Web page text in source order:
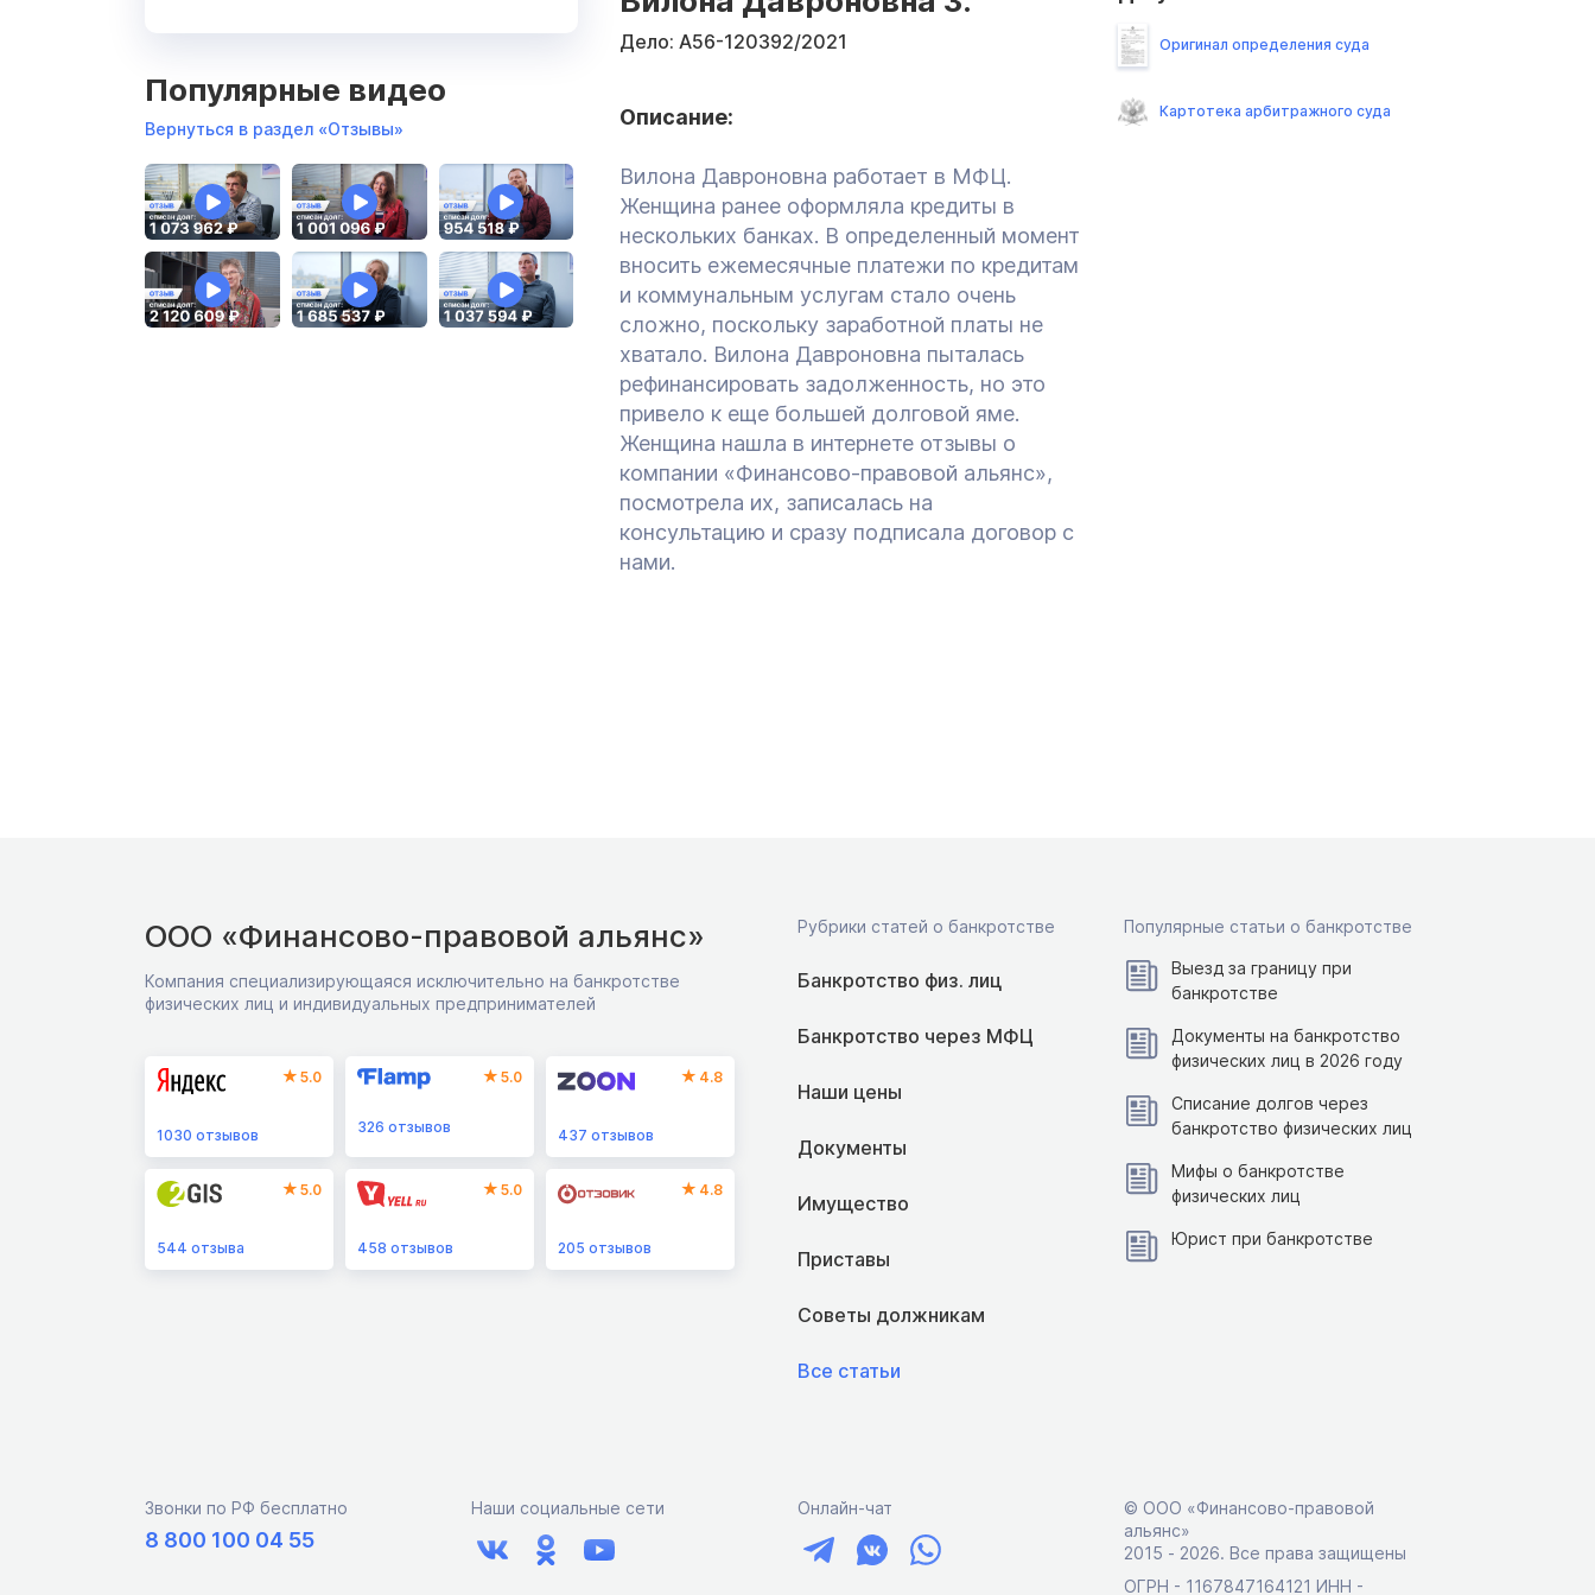
Популярные видео
Вернуться в раздел «Отзывы»
Дело: А56-120392/2021
Описание:
Вилона Давроновна работает в МФЦ.
Женщина ранее оформляла кредиты в
нескольких банках. В определенный момент
вносить ежемесячные платежи по кредитам
и коммунальным услугам стало очень
сложно, поскольку заработной платы не
хватало. Вилона Давроновна пыталась
рефинансировать задолженность, но это
привело к еще большей долговой яме.
Женщина нашла в интернете отзывы о
компании «Финансово-правовой альянс»,
посмотрела их, записалась на
консультацию и сразу подписала договор с
нами.
Оригинал определения суда
Картотека арбитражного суда
ООО «Финансово-правовой альянс»
Компания специализирующаяся исключительно на банкротстве
физических лиц и индивидуальных предпринимателей
5.0
1030 отзывов
5.0
326 отзывов
4.8
437 отзывов
5.0
544 отзыва
5.0
458 отзывов
4.8
205 отзывов
Рубрики статей о банкротстве
Банкротство физ. лиц
Банкротство через МФЦ
Наши цены
Документы
Имущество
Приставы
Советы должникам
Все статьи
Популярные статьи о банкротстве
Выезд за границу при
банкротстве
Документы на банкротство
физических лиц в 2026 году
Списание долгов через
банкротство физических лиц
Мифы о банкротстве
физических лиц
Юрист при банкротстве
Звонки по РФ бесплатно
8 800 100 04 55
Наши социальные сети Онлайн-чат
© ООО «Финансово-правовой
альянс»
2015 ‑ 2026. Все права защищены
ОГРН - 1167847164121 ИНН -